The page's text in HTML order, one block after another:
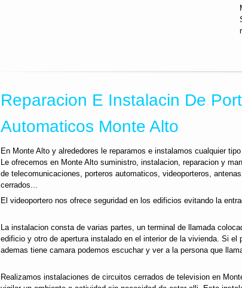
Reparacion E Instalacin De
Automaticos Monte Alto
En Monte Alto y alrededores le reparamos e instalamos cualquier
Le ofrecemos en Monte Alto suministro, instalacion, reparacion y
de telecomunicaciones, porteros automaticos, videoporteros,
cerrados...
El videoportero nos ofrece seguridad en los edificios evitando la
La instalacion consta de varias partes, un terminal de llamada
edificio y otro de apertura instalado en el interior de la vivienda. Si el
ademas tiene camara podemos escuchar y ver a la persona que
Realizamos instalaciones de circuitos cerrados de television en